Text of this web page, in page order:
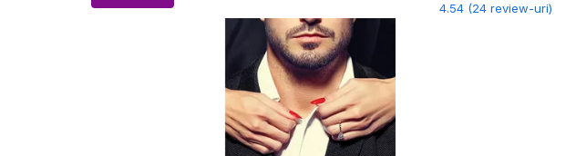
4.54 (24 review-uri)